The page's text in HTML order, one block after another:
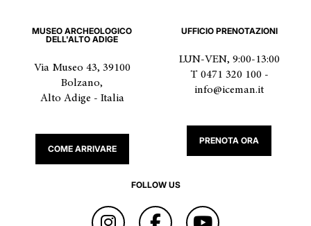
MUSEO ARCHEOLOGICO
DELL'ALTO ADIGE
Via Museo 43, 39100
Bolzano,
Alto Adige - Italia
COME ARRIVARE
UFFICIO PRENOTAZIONI
LUN-VEN, 9:00-13:00
T 0471 320 100 -
info@iceman.it
PRENOTA ORA
FOLLOW US